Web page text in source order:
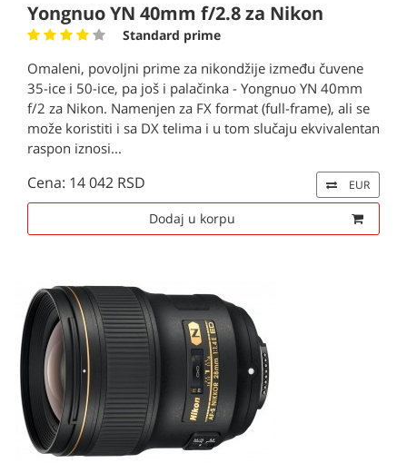
Yongnuo YN 40mm f/2.8 za Nikon
Standard prime
Omaleni, povoljni prime za nikondžije između čuvene
35-ice i 50-ice, pa još i palačinka - Yongnuo YN 40mm
f/2 za Nikon. Namenjen za FX format (full-frame), ali se
može koristiti i sa DX telima i u tom slučaju ekvivalentan
raspon iznosi...
Cena: 14 042 RSD EUR
Dodaj u korpu